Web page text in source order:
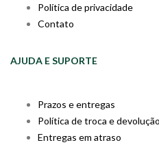
Política de privacidade
Contato
AJUDA E SUPORTE
Prazos e entregas
Política de troca e devolução
Entregas em atraso